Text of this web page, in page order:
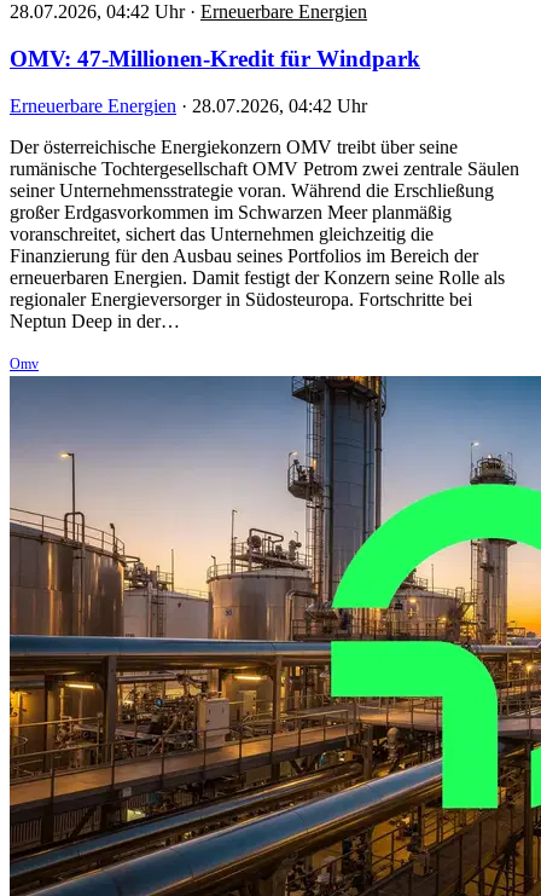
28.07.2026, 04:42 Uhr · Erneuerbare Energien
OMV: 47-Millionen-Kredit für Windpark
Erneuerbare Energien · 28.07.2026, 04:42 Uhr
Der österreichische Energiekonzern OMV treibt über seine
rumänische Tochtergesellschaft OMV Petrom zwei zentrale Säulen
seiner Unternehmensstrategie voran. Während die Erschließung
großer Erdgasvorkommen im Schwarzen Meer planmäßig
voranschreitet, sichert das Unternehmen gleichzeitig die
Finanzierung für den Ausbau seines Portfolios im Bereich der
erneuerbaren Energien. Damit festigt der Konzern seine Rolle als
regionaler Energieversorger in Südosteuropa. Fortschritte bei
Neptun Deep in der…
Omv